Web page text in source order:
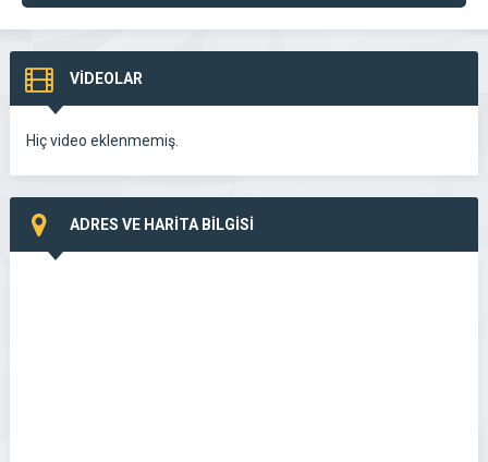
VİDEOLAR
Hiç video eklenmemiş.
ADRES VE HARİTA BİLGİSİ